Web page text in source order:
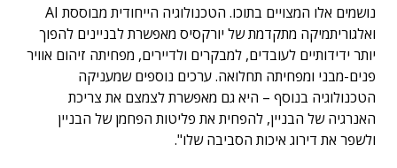
נושמים אלו המצויים בתוכו. הטכנולוגיה הייחודית מבוססת AI
ואלגוריתמיקה מתקדמת של יורקסיס מאפשרת לבניינים להפוך
יותר ידידותיים לעובדים, למבקרים ולדיירים, מפחיתה זיהום אוויר
פנים-מבני ומפחיתה תחלואה. ערכים נוספים שמעניקה
הטכנולוגיה בנוסף – היא גם מאפשרת לצמצם את צריכת
האנרגיה של הבניין, להפחית את פליטות הפחמן של הבניין
ולשפר את דירוג איכות הסביבה שלו".